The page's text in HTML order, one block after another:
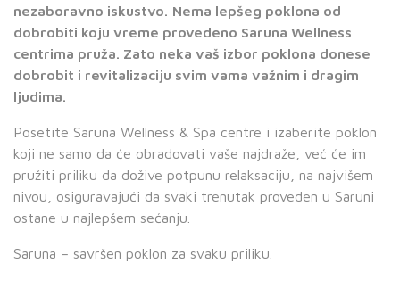
nezaboravno iskustvo. Nema lepšeg poklona od
dobrobiti koju vreme provedeno Saruna Wellness
centrima pruža. Zato neka vaš izbor poklona donese
dobrobit i revitalizaciju svim vama važnim i dragim
ljudima.
Posetite Saruna Wellness & Spa centre i izaberite poklon
koji ne samo da će obradovati vaše najdraže, već će im
pružiti priliku da dožive potpunu relaksaciju, na najvišem
nivou, osiguravajući da svaki trenutak proveden u Saruni
ostane u najlepšem sećanju.
Saruna – savršen poklon za svaku priliku.